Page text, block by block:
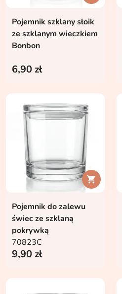
Pojemnik szklany słoik
ze szklanym wieczkiem
Bonbon
6,90 zł

Pojemnik do zalewu
świec ze szklaną
pokrywką
70823C
9,90 zł